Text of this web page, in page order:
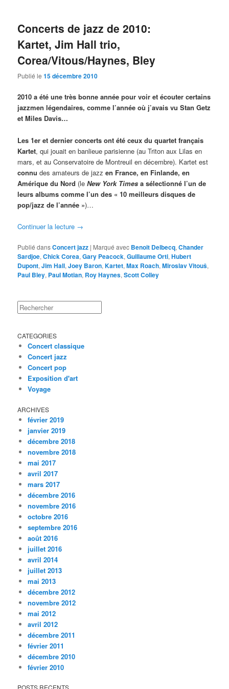
Concerts de jazz de 2010:
Kartet, Jim Hall trio,
Corea/Vitous/Haynes, Bley
Publié le15 décembre 2010
2010 a été une très bonne année pour voir et écouter certains
jazzmen légendaires, comme l’année où j’avais vu Stan Getz
et Miles Davis…
Les 1er et dernier concerts ont été ceux du quartet français
Kartet, qui jouait en banlieue parisienne (au Triton aux Lilas en
mars, et au Conservatoire de Montreuil en décembre). Kartet est
connudes amateurs de jazzen France, en Finlande, en
Amérique du Nord (leNew York Times a sélectionné l’un de
leurs albums comme l’un des « 10 meilleurs disques de
pop/jazz de l’année »)…
Continuer la lecture →
Publié dansConcert jazz | Marqué avec Benoit Delbecq,Chander
Sardjoe,Chick Corea,Gary Peacock,Guillaume Orti,Hubert
Dupont,Jim Hall,Joey Baron,Kartet,Max Roach,Miroslav Vitouš,
Paul Bley, Paul Motian, Roy Haynes,Scott Colley
Rechercher
CATEGORIES
Concert classique
Concert jazz
Concert pop
Exposition d'art
Voyage
ARCHIVES
février 2019
janvier 2019
décembre 2018
novembre 2018
mai 2017
avril 2017
mars 2017
décembre 2016
novembre 2016
octobre 2016
septembre 2016
août 2016
juillet 2016
avril 2014
juillet 2013
mai 2013
décembre 2012
novembre 2012
mai 2012
avril 2012
décembre 2011
février 2011
décembre 2010
février 2010